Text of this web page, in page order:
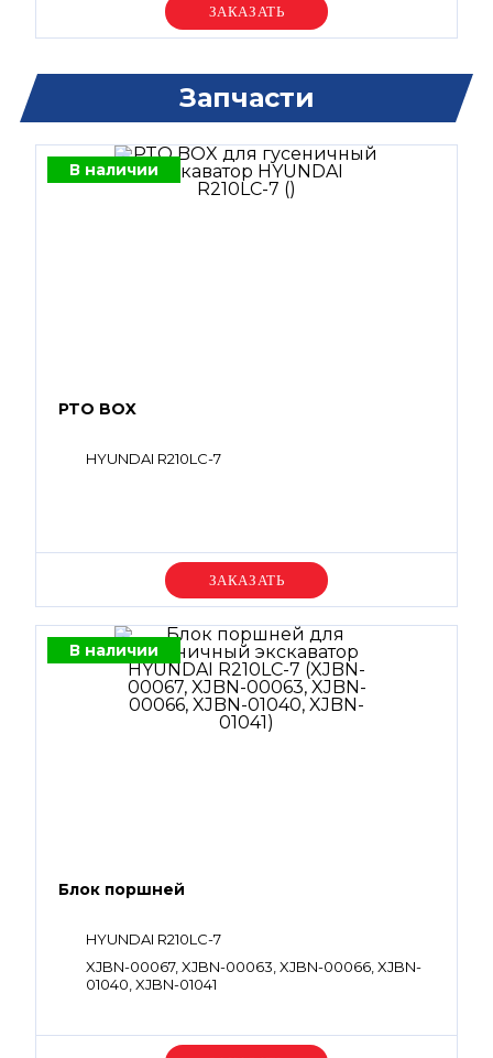
Уточняйте цену
Запчасти
В наличии
PTO BOX
HYUNDAI R210LC-7
Уточняйте цену
В наличии
Блок поршней
HYUNDAI R210LC-7
XJBN-00067, XJBN-00063, XJBN-00066, XJBN-
01040, XJBN-01041